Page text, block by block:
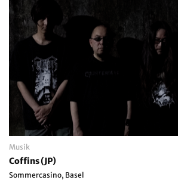
Musik
Coffins (JP)
Sommercasino, Basel